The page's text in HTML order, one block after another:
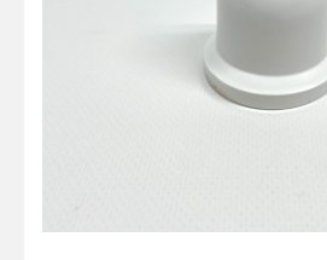
Запчасти кузова и зеркала
Малый коммерческий
Маркировочные знаки и
Инструменты